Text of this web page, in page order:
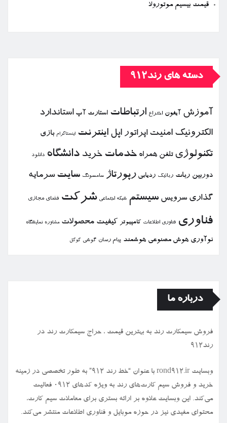
قیمت بیسیم موتورولا
دسته های رند912
آموزش آیفون اختراع ارتباطات استارت آپ استاندارد
الكترونیك امنیت اپراتور اپل اینترنت اینستاگرام بازی
تكنولوژی تلفن همراه خدمات خرید دانشگاه دانلود
دوربین ربات رباتیك ردیابی رپورتاژ سامسونگ سایت سرمایه
گذاری سرویس سیستم شبكه اجتماعی شركت فضای مجازی
فناوری فناوری اطلاعات كامپیوتر كیفیت محصولات مشاوره نمایشگاه
نوآوری هوش مصنوعی هوشمند پیام رسان گوشی گوگل
درباره ما
فروش سیمكارت رند به بهترین قیمت ، حراج سیمكارت رند در
رند912
وبسایت rond912.ir با عنوان “خط رند ۹۱۲” به طور تخصصی در زمینه
خرید و فروش سیم کارت‌های رند به ویژه کدهای ۰۹۱۲ فعالیت
می‌کند. این وبسایت علاوه بر ارائه بستری برای معاملات سیم کارت،
محتوای مفیدی نیز در حوزه موبایل و فناوری اطلاعات منتشر می‌کند.